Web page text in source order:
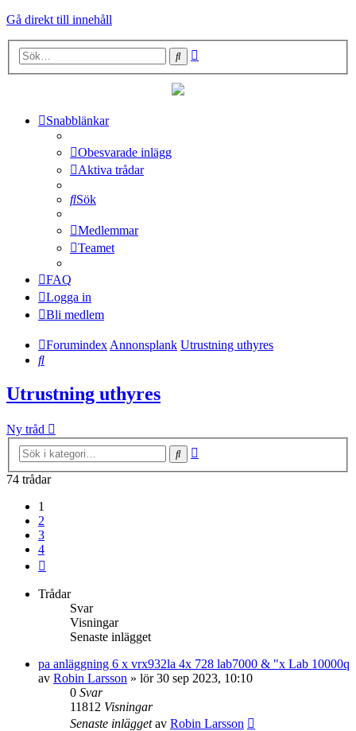
Gå direkt till innehåll
Sök
Snabblänkar
Obesvarade inlägg
Aktiva trådar
Sök
Medlemmar
Teamet
FAQ
Logga in
Bli medlem
Forumindex Annonsplank Utrustning uthyres
Sök
Utrustning uthyres
Ny tråd
Sök
74 trådar
1
2
3
4
Trådar
Svar
Visningar
Senaste inlägget
pa anläggning 6 x vrx932la 4x 728 lab7000 & "x Lab 10000q
av Robin Larsson » lör 30 sep 2023, 10:10
0 Svar
11812 Visningar
Senaste inläggetav Robin Larsson